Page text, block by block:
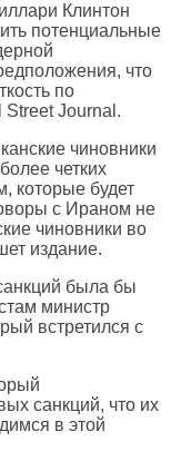
Клинтон
потенциальные
что
по
Street Journal .
чиновники
четких
которые будет
с Ираном не
чиновники во
издание.
была бы
министр
встретился с
санкций, что их
в этой